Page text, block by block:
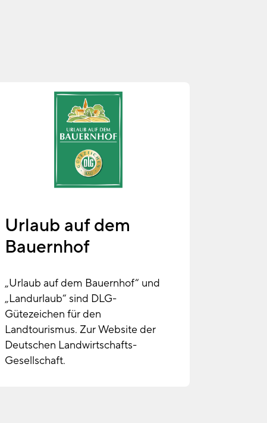
Urlaub auf dem
Bauernhof
„Urlaub auf dem Bauernhof“ und
„Landurlaub“ sind DLG-
Gütezeichen für den
Landtourismus. Zur Website der
Deutschen Landwirtschafts-
Gesellschaft.